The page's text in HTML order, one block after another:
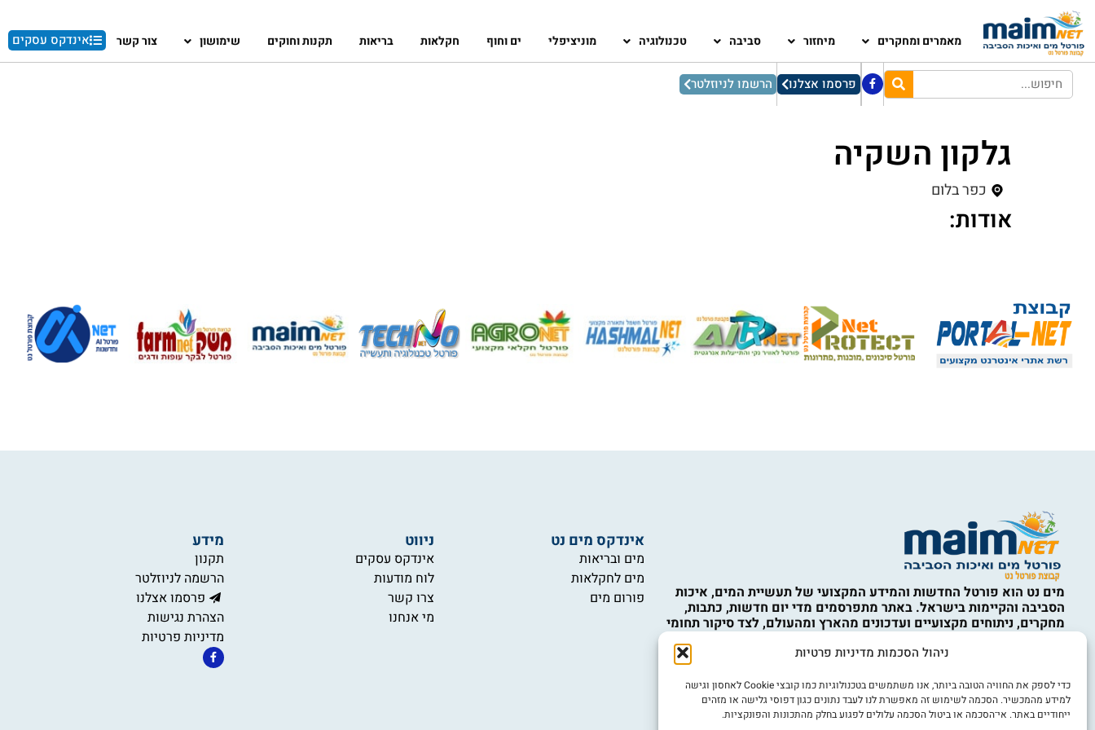
ניהול הסכמות מדיניות פרטיות
כדי לספק את החוויה הטובה ביותר, אנו משתמשים בטכנולוגיות כמו קובצי Cookie לאחסון וגישה
למידע מהמכשיר. הסכמה לשימוש זה מאפשרת לנו לעבד נתונים כגון דפוסי גלישה או מזהים
ייחודיים באתר. אי־הסכמה או ביטול הסכמה עלולים לפגוע בחלק מהתכונות והפונקציות.
מאמרים ומחקרים מיחזור סביבה טכנולוגיה מוניציפלי ים וחוף חקלאות בריאות תקנות וחוקים שימושון צור קשר אינדקס עסקים
פרסמו אצלנו הרשמו לניוזלטר
גלקון השקיה
כפר בלום
אודות:
מים נט הוא פורטל החדשות והמידע המקצועי של תעשיית המים, איכות
הסביבה והקיימות בישראל. באתר מתפרסמים מדי יום חדשות, כתבות,
מחקרים, ניתוחים מקצועיים ועדכונים מהארץ ומהעולם, לצד סיקור תחומי
המים, ההתפלה, תשתיות מים וביוב, השבת קולחין, השקיה, איכות המים,
איכות הסביבה, מחזור, טיפול בפסולת, קיימות, כלכלה מעגלית, טכנולוגיות
מהווים ייעוץ מקצועי, הנדסי, סביבתי, משפטי או אחר. השימוש במידע
הוא באחריות המשתמש ובכפוף לתקנון האתר ולמדיניות הפרטיות.
אינדקס מים נט
מים ובריאות
מים לחקלאות
פורום מים
ניווט
אינדקס עסקים
לוח מודעות
צרו קשר
מי אנחנו
מידע
תקנון
הרשמה לניוזלטר
פרסמו אצלנו
הצהרת נגישות
מדיניות פרטיות